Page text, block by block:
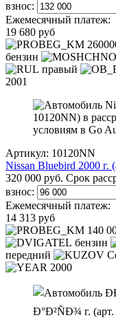
взнос:
Ежемесячный платеж:
19 680 руб
бензин
правый
2001
Артикул: 10120NN
Nissan Bluebird 2000 г.
320 000 руб. Срок
взнос:
Ежемесячный платеж:
14 313 руб
140
бензин
передний
2000